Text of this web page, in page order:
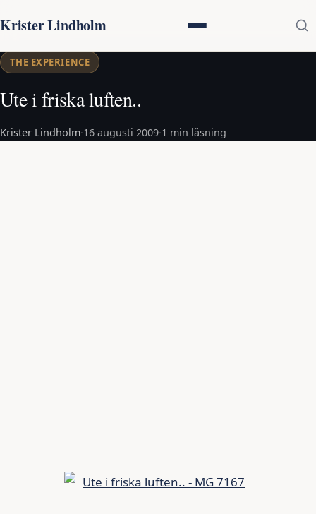
Krister Lindholm
THE EXPERIENCE
Ute i friska luften..
Krister Lindholm·16 augusti 2009·1 min läsning